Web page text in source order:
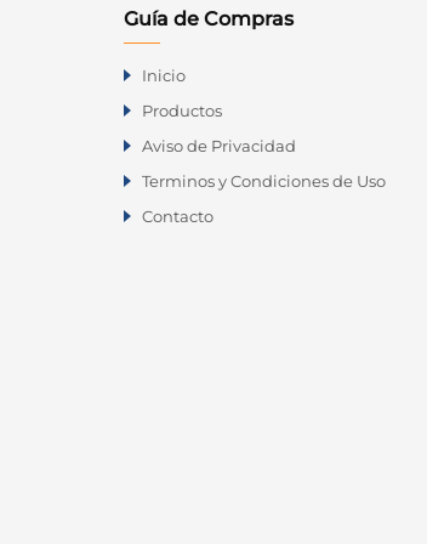
Guía de Compras
Inicio
Productos
Aviso de Privacidad
Terminos y Condiciones de Uso
Contacto
Venta de Racks Metálicos en
2da Secc C.P. 76160, Santiago De